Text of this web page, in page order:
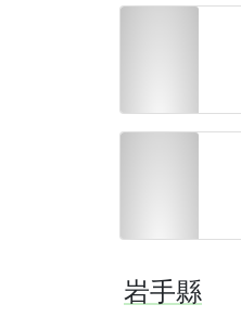
岩手縣